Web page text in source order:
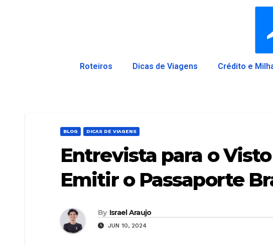
Roteiros Dicas de Viagens Crédito e
BLOG DICAS DE VIAGENS
Entrevista para o
Emitir o Passaporte
By Israel Araujo
JUN 10, 2024